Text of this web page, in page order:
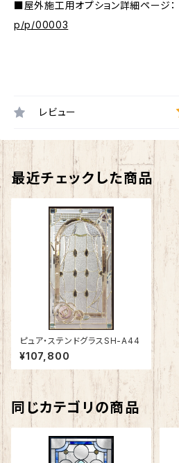
■屋外施工用オプション詳細ページ：
p/p/00003
レビュー
最近チェックした商品
ピュア・ステンドグラスSH-A44
¥107,800
同じカテゴリの商品